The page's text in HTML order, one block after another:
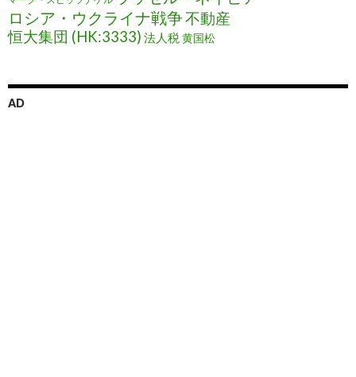
ロシア・ウクライナ戦争不動産
恒大集団 (HK:3333) 法人税黄国松
AD